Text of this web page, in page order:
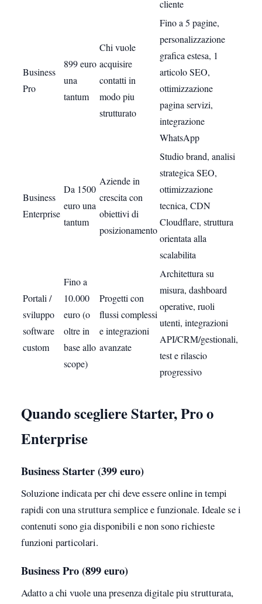
cliente
Business
Pro
899 euro
una
tantum
Chi vuole
acquisire
contatti in
modo piu
strutturato
Fino a 5 pagine,
personalizzazione
grafica estesa, 1
articolo SEO,
ottimizzazione
pagina servizi,
integrazione
WhatsApp
Business
Enterprise
Da 1500
euro una
tantum
Aziende in
crescita con
obiettivi di
posizionamento
Studio brand, analisi
strategica SEO,
ottimizzazione
tecnica, CDN
Cloudflare, struttura
orientata alla
scalabilita
Portali /
sviluppo
software
custom
Fino a
10.000
euro (o
oltre in
base allo
scope)
Progetti con
flussi complessi
e integrazioni
avanzate
Architettura su
misura, dashboard
operative, ruoli
utenti, integrazioni
API/CRM/gestionali,
test e rilascio
progressivo
Quando scegliere Starter, Pro o
Enterprise
Business Starter (399 euro)
Soluzione indicata per chi deve essere online in tempi
rapidi con una struttura semplice e funzionale. Ideale se i
contenuti sono gia disponibili e non sono richieste
funzioni particolari.
Business Pro (899 euro)
Adatto a chi vuole una presenza digitale piu strutturata,